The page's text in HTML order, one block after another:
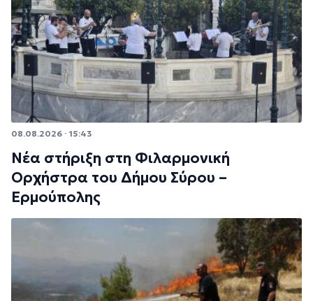
08.08.2026 · 15:43
Νέα στήριξη στη Φιλαρμονική
Ορχήστρα του Δήμου Σύρου –
Ερμούπολης